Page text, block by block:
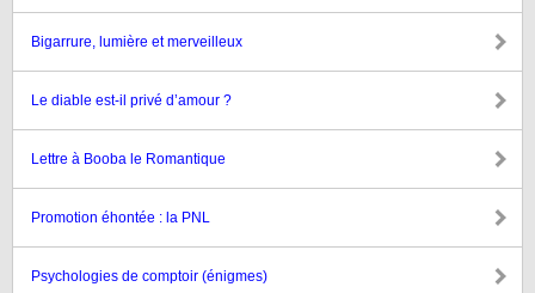
Bigarrure, lumière et merveilleux
Le diable est-il privé d’amour ?
Lettre à Booba le Romantique
Promotion éhontée : la PNL
Psychologies de comptoir (énigmes)